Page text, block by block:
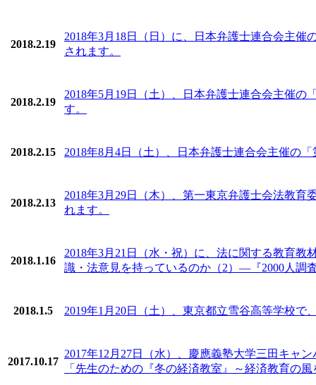
2018.2.19
2018年3月18日（日）に、日本弁護士連合会主
されます。
2018.2.19
2018年5月19日（土）、日本弁護士連合会主催
す。
2018.2.15 2018年8月4日（土）、日本弁護士連合会主催の
2018.2.13
2018年3月29日（木）、第一東京弁護士会法教
れます。
2018.1.16
2018年3月21日（水・祝）に、法に関する教育
識・法意見を持っているのか（2）―『2000人調
2018.1.5 2019年1月20日（土）、東京都立雪谷高等学校
2017.10.17
2017年12月27日（水）、慶應義塾大学三田キャ
「先生のための『冬の経済教室』～経済教育の